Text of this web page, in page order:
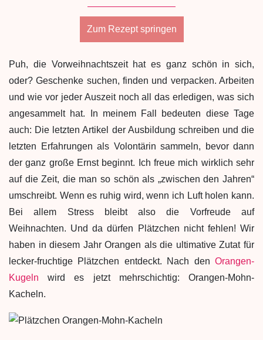
Zum Rezept springen
Puh, die Vorweihnachtszeit hat es ganz schön in sich,
oder? Geschenke suchen, finden und verpacken. Arbeiten
und wie vor jeder Auszeit noch all das erledigen, was sich
angesammelt hat. In meinem Fall bedeuten diese Tage
auch: Die letzten Artikel der Ausbildung schreiben und die
letzten Erfahrungen als Volontärin sammeln, bevor dann
der ganz große Ernst beginnt. Ich freue mich wirklich sehr
auf die Zeit, die man so schön als „zwischen den Jahren“
umschreibt. Wenn es ruhig wird, wenn ich Luft holen kann.
Bei allem Stress bleibt also die Vorfreude auf
Weihnachten. Und da dürfen Plätzchen nicht fehlen! Wir
haben in diesem Jahr Orangen als die ultimative Zutat für
lecker-fruchtige Plätzchen entdeckt. Nach den Orangen-
Kugeln wird es jetzt mehrschichtig: Orangen-Mohn-
Kacheln.